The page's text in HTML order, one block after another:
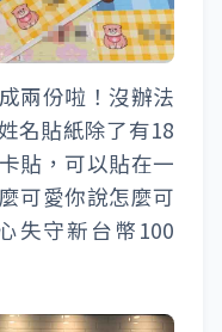
兩份啦！沒辦法
名貼紙除了有18
貼，可以貼在一
可愛你說怎麼可
失守新台幣100